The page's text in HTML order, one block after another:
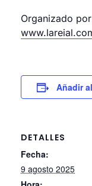
Organizado
Añadir
DETALLES
Fecha:
9 agosto 2025